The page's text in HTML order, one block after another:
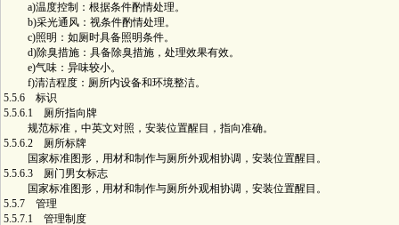
a)温度控制：根据条件酌情处理。
b)采光通风：视条件酌情处理。
c)照明：如厕时具备照明条件。
d)除臭措施：具备除臭措施，处理效果有效。
e)气味：异味较小。
f)清洁程度：厕所内设备和环境整洁。
5.5.6 标识
5.5.6.1 厕所指向牌
规范标准，中英文对照，安装位置醒目，指向准确。
5.5.6.2 厕所标牌
国家标准图形，用材和制作与厕所外观相协调，安装位置醒目。
5.5.6.3 厕门男女标志
国家标准图形，用材和制作与厕所外观相协调，安装位置醒目。
5.5.7 管理
5.5.7.1 管理制度